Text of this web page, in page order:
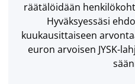
räätälöidään
Hyväksyessäsi
kuukausittaiseen
euron arvoisen JYSK-